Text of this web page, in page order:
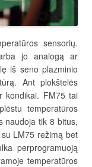
sensorių.
jo analogą ar
iš seno plazminio
Ant plokštelės
kondikai. FM75 tai
temperatūros
naudoja tik 8 bitus,
LM75 režimą bet
perprogramuoją
temperatūros